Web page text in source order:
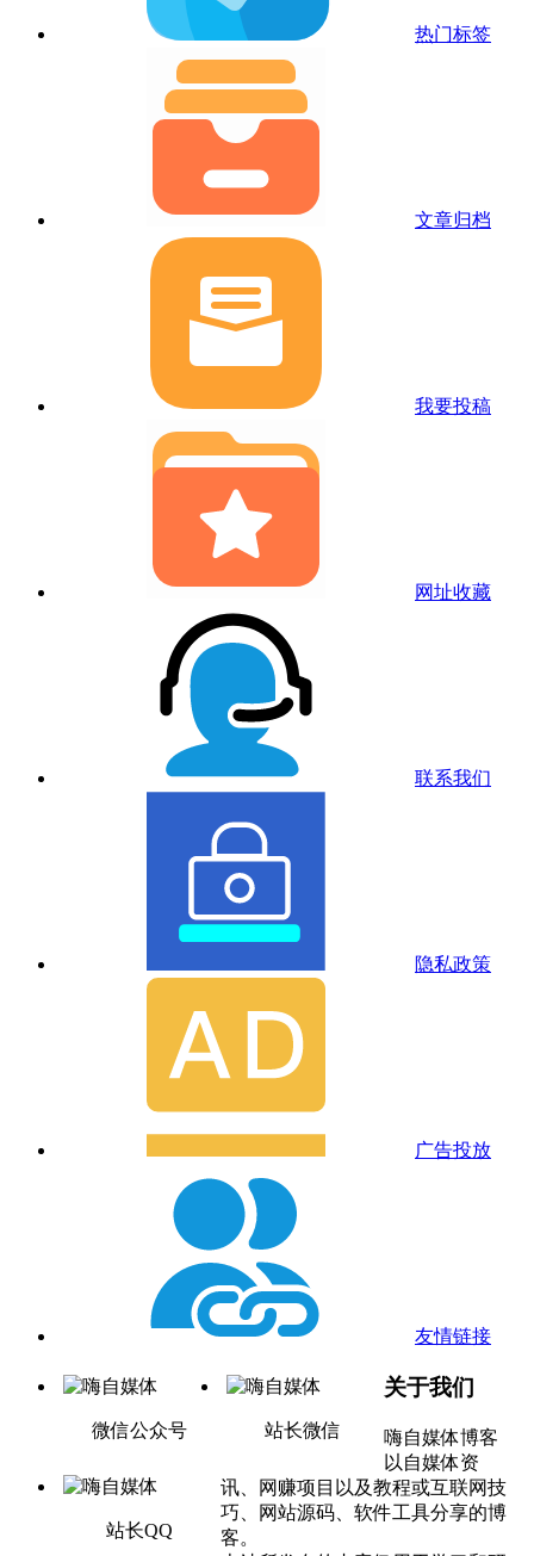
热门标签
文章归档
我要投稿
网址收藏
联系我们
隐私政策
广告投放
友情链接
微信公众号 站长微信
站长QQ
关于我们
嗨自媒体博客
以自媒体资
讯、网赚项目以及教程或互联网技
巧、网站源码、软件工具分享的博
客。